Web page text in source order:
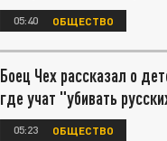
05:40 ОБЩЕСТВО
Боец Чех рассказал о
где учат "убивать
05:23 ОБЩЕСТВО